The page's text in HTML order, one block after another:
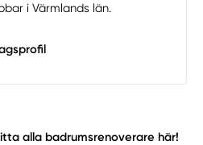
i Värmlands län.
alla badrumsrenoverare här!